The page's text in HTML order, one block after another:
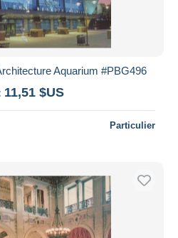
Aquarium #PBG496
11,51 $US
Particulier